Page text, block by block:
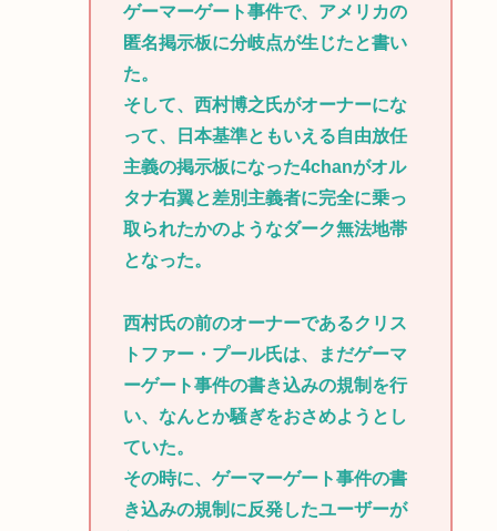
ゲーマーゲート事件で、アメリカの
匿名掲示板に分岐点が生じたと書い
た。
そして、西村博之氏がオーナーにな
って、日本基準ともいえる自由放任
主義の掲示板になった4chanがオル
タナ右翼と差別主義者に完全に乗っ
取られたかのようなダーク無法地帯
となった。
西村氏の前のオーナーであるクリス
トファー・プール氏は、まだゲーマ
ーゲート事件の書き込みの規制を行
い、なんとか騒ぎをおさめようとし
ていた。
その時に、ゲーマーゲート事件の書
き込みの規制に反発したユーザーが